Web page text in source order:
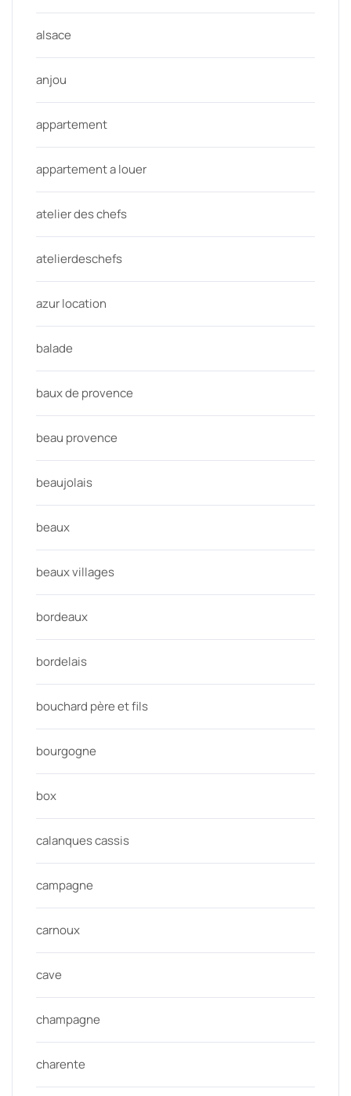
alsace
anjou
appartement
appartement a louer
atelier des chefs
atelierdeschefs
azur location
balade
baux de provence
beau provence
beaujolais
beaux
beaux villages
bordeaux
bordelais
bouchard père et fils
bourgogne
box
calanques cassis
campagne
carnoux
cave
champagne
charente